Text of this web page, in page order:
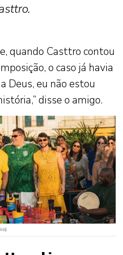
quando Casttro contou
o caso já havia
Deus, eu não estou
disse o amigo.